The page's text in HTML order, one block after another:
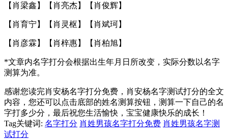
【 肖梁鑫 】【 肖亮杰】【 肖俊辉 】
【 肖育宁】【 肖灵枢】【 肖斌珂】
【 肖彦霖 】【 肖梓惠】【 肖柏旭】
*文章内名字打分会根据出生年月日所改变，实际分数以名字
测算为准。
感谢您读完肖安杨名字打分免费，肖安杨名字测试打分的全文
内容，您还可以点击底部的姓名测算按钮 ，测算一下自己的名
字打多少分，最后祝您生活愉快，宝宝健康快乐的成长！
Tag关键词: 名字打分 肖姓男孩名字打分免费 肖姓男孩名字测
试打分